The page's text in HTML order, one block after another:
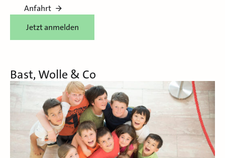
Anfahrt
Jetzt anmelden
Bast, Wolle & Co